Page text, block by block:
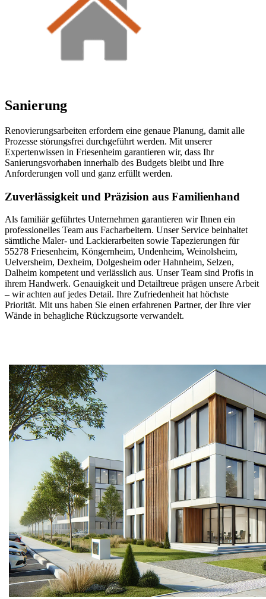
Sanierung
Renovierungsarbeiten erfordern eine genaue Planung, damit alle
Prozesse störungsfrei durchgeführt werden. Mit unserer
Expertenwissen in Friesenheim garantieren wir, dass Ihr
Sanierungsvorhaben innerhalb des Budgets bleibt und Ihre
Anforderungen voll und ganz erfüllt werden.
Zuverlässigkeit und Präzision aus Familienhand
Als familiär geführtes Unternehmen garantieren wir Ihnen ein
professionelles Team aus Facharbeitern. Unser Service beinhaltet
sämtliche Maler- und Lackierarbeiten sowie Tapezierungen für
55278 Friesenheim, Köngernheim, Undenheim, Weinolsheim,
Uelversheim, Dexheim, Dolgesheim oder Hahnheim, Selzen,
Dalheim kompetent und verlässlich aus. Unser Team sind Profis in
ihrem Handwerk. Genauigkeit und Detailtreue prägen unsere Arbeit
– wir achten auf jedes Detail. Ihre Zufriedenheit hat höchste
Priorität. Mit uns haben Sie einen erfahrenen Partner, der Ihre vier
Wände in behagliche Rückzugsorte verwandelt.